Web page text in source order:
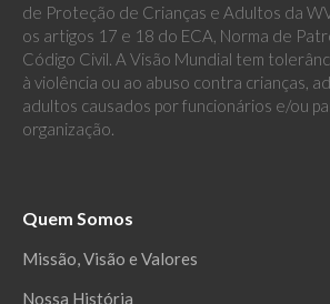
de Proteção de Crianças e Adultos da
os artigos 17 e 18 do ECA, Norma de
Código Civil. A Visão Mundial tem
à violência ou ao abuso contra crianças,
adultos causados por funcionários e/ou
organização.
Quem Somos
Missão, Visão e Valores
Nossa História